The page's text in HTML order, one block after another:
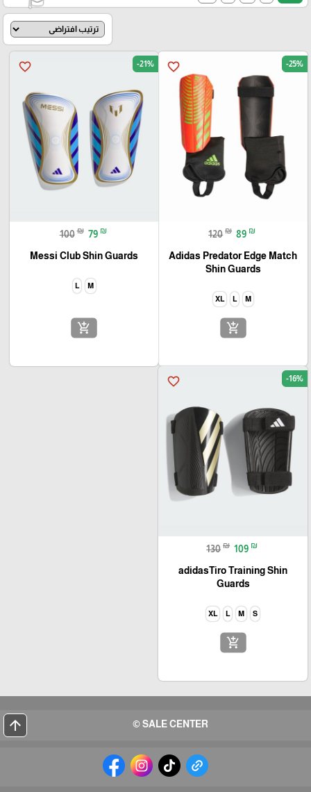
🎓
favorite_border -25%
120 ₪ 89 ₪
Adidas Predator Edge Match
Shin Guards
M
L
XL
add_shopping_cart
favorite_border -21%
100 ₪ 79 ₪
Messi Club Shin Guards
M
L
add_shopping_cart
favorite_border -16%
130 ₪ 109 ₪
adidasTiro Training Shin
Guards
S
M
L
XL
add_shopping_cart
SALE CENTER ©
arrow_upward